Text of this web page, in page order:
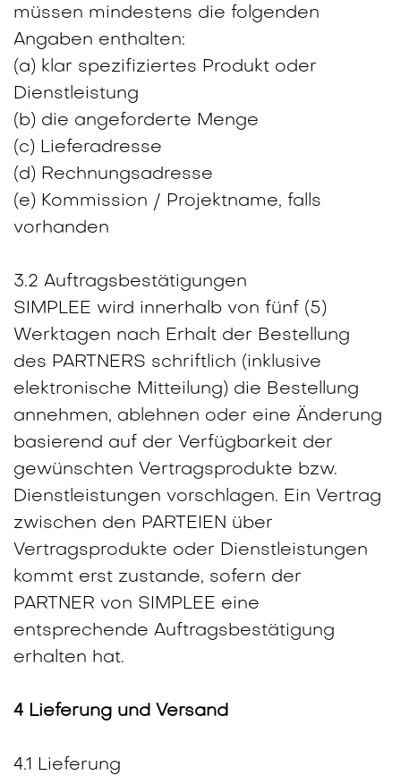
müssen mindestens die folgenden
Angaben enthalten:
(a) klar spezifiziertes Produkt oder
Dienstleistung
(b) die angeforderte Menge
(c) Lieferadresse
(d) Rechnungsadresse
(e) Kommission / Projektname, falls
vorhanden
3.2 Auftragsbestätigungen
SIMPLEE wird innerhalb von fünf (5)
Werktagen nach Erhalt der Bestellung
des PARTNERS schriftlich (inklusive
elektronische Mitteilung) die Bestellung
annehmen, ablehnen oder eine Änderung
basierend auf der Verfügbarkeit der
gewünschten Vertragsprodukte bzw.
Dienstleistungen vorschlagen. Ein Vertrag
zwischen den PARTEIEN über
Vertragsprodukte oder Dienstleistungen
kommt erst zustande, sofern der
PARTNER von SIMPLEE eine
entsprechende Auftragsbestätigung
erhalten hat.
4 Lieferung und Versand
4.1 Lieferung